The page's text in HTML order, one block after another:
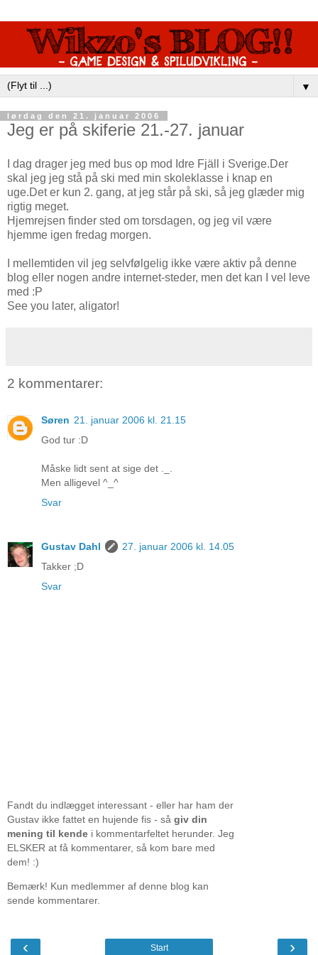
▼
lørdag den 21. januar 2006
Jeg er på skiferie 21.-27. januar
I dag drager jeg med bus op mod Idre Fjäll i Sverige.Der
skal jeg jeg stå på ski med min skoleklasse i knap en
uge.Det er kun 2. gang, at jeg står på ski, så jeg glæder mig
rigtig meget.
Hjemrejsen finder sted om torsdagen, og jeg vil være
hjemme igen fredag morgen.
I mellemtiden vil jeg selvfølgelig ikke være aktiv på denne
blog eller nogen andre internet-steder, men det kan I vel leve
med :P
See you later, aligator!
2 kommentarer:
Søren 21. januar 2006 kl. 21.15
God tur :D
Måske lidt sent at sige det ._.
Men alligevel ^_^
Svar
Gustav Dahl
27. januar 2006 kl. 14.05
Takker ;D
Svar
Fandt du indlægget interessant - eller har ham der
Gustav ikke fattet en hujende fis - så giv din
mening til kende i kommentarfeltet herunder. Jeg
ELSKER at få kommentarer, så kom bare med
dem! :)
Bemærk! Kun medlemmer af denne blog kan
sende kommentarer.
‹ ›
Start